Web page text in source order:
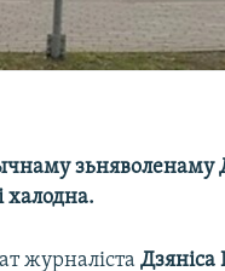
зьняволенаму
халодна.
журналіста